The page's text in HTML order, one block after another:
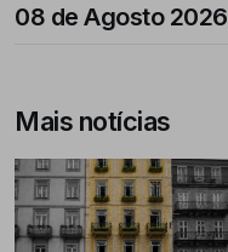
08 de Agosto 2026
Mais notícias